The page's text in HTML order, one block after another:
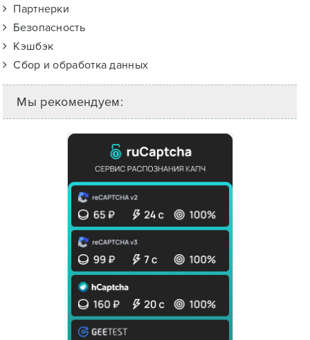
Партнерки
Безопасность
Кэшбэк
Сбор и обработка данных
Мы рекомендуем: